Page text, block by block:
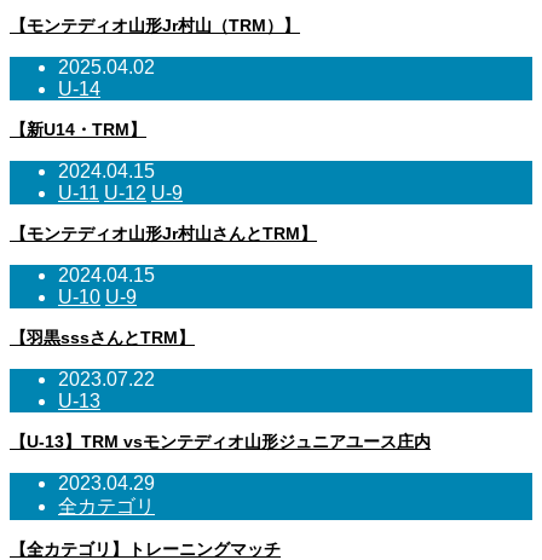
【モンテディオ山形Jr村山（TRM）】
2025.04.02
U-14
【新U14・TRM】
2024.04.15
U-11 U-12 U-9
【モンテディオ山形Jr村山さんとTRM】
2024.04.15
U-10 U-9
【羽黒sssさんとTRM】
2023.07.22
U-13
【U-13】TRM vsモンテディオ山形ジュニアユース庄内
2023.04.29
全カテゴリ
【全カテゴリ】トレーニングマッチ